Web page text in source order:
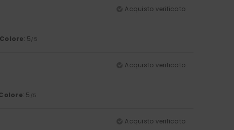
Acquisto verificato
Colore: 5/5
Acquisto verificato
: 5 /5
Acquisto verificato